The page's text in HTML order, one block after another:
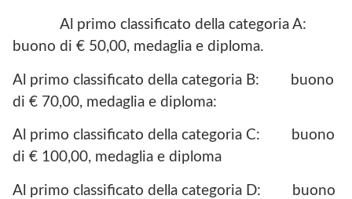
Al primo classificato della categoria A:
buono di € 50,00, medaglia e diploma.
Al primo classificato della categoria B: buono
di € 70,00, medaglia e diploma:
Al primo classificato della categoria C: buono
di € 100,00, medaglia e diploma
Al primo classificato della categoria D: buono